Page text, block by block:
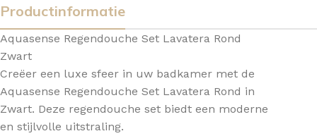
Productinformatie
Aquasense Regendouche Set Lavatera Rond
Zwart
Creëer een luxe sfeer in uw badkamer met de
Aquasense Regendouche Set Lavatera Rond in
Zwart. Deze regendouche set biedt een moderne
en stijlvolle uitstraling.